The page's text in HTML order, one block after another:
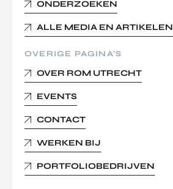
ONDERZOEKEN
ALLE MEDIA EN ARTIKELEN
OVERIGE PAGINA’S
OVER ROM UTRECHT
EVENTS
CONTACT
WERKEN BIJ
PORTFOLIOBEDRIJVEN